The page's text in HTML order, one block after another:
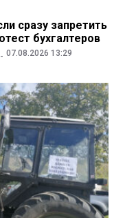
сразу запретить
бухгалтеров
07.08.2026 13:29